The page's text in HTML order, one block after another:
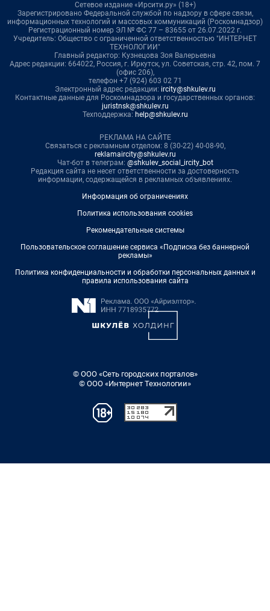
Сетевое издание «Ирсити.ру» (18+)
Зарегистрировано Федеральной службой по надзору в сфере связи,
информационных технологий и массовых коммуникаций (Роскомнадзор)
Регистрационный номер ЭЛ № ФС 77 – 83655 от 26.07.2022 г.
Учредитель: Общество с ограниченной ответственностью "ИНТЕРНЕТ
ТЕХНОЛОГИИ"
Главный редактор: Кузнецова Зоя Валерьевна
Адрес редакции: 664022, Россия, г. Иркутск, ул. Советская, стр. 42, пом. 7
(офис 206),
телефон +7 (924) 603 02 71
Электронный адрес редакции: ircity@shkulev.ru
Контактные данные для Роскомнадзора и государственных органов:
juristnsk@shkulev.ru
Техподдержка: help@shkulev.ru
РЕКЛАМА НА САЙТЕ
Связаться с рекламным отделом: 8 (30-22) 40-08-90,
reklamaircity@shkulev.ru
Чат-бот в телеграм: @shkulev_social_ircity_bot
Редакция сайта не несет ответственности за достоверность
информации, содержащейся в рекламных объявлениях.
Информация об ограничениях
Политика использования cookies
Рекомендательные системы
Пользовательское соглашение сервиса «Подписка без баннерной
рекламы»
Политика конфиденциальности и обработки персональных данных и
правила использования сайта
© ООО «Сеть городских порталов»
© ООО «Интернет Технологии»